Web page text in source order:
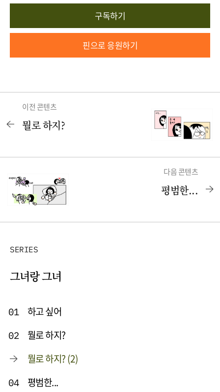
구독하기
핀으로 응원하기
이전 콘텐츠
뭘로 하지?
다음 콘텐츠
평범한...
SERIES
그녀랑 그녀
01 하고 싶어
02
뭘로 하지?
뭘로 하지? (2)
04 평범한...